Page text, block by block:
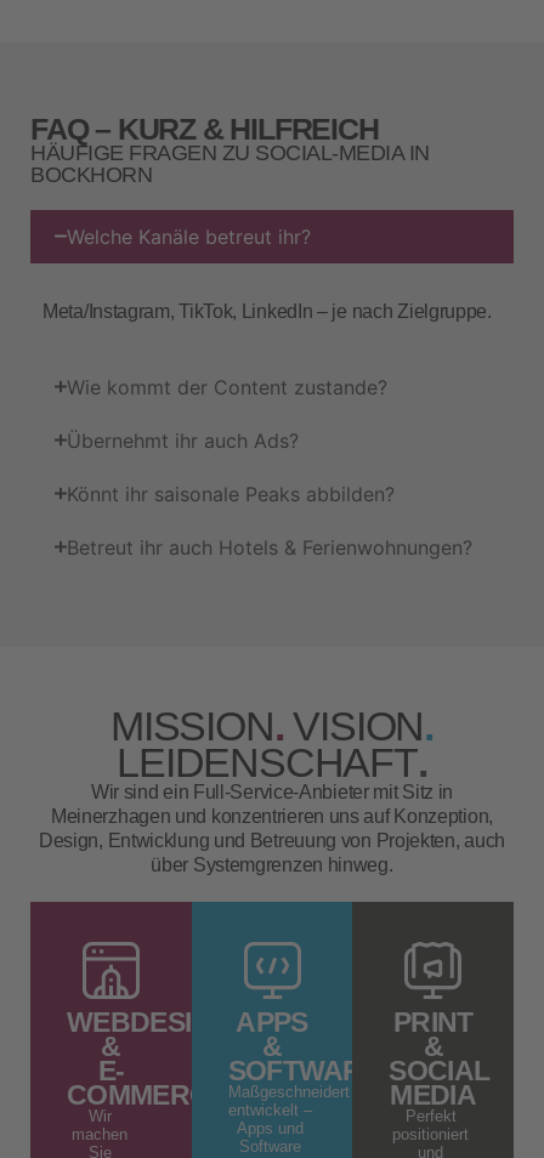
FAQ – KURZ & HILFREICH
HÄUFIGE FRAGEN ZU SOCIAL‑MEDIA IN
BOCKHORN
Welche Kanäle betreut ihr?
Meta/Instagram, TikTok, LinkedIn – je nach Zielgruppe.
Wie kommt der Content zustande?
Übernehmt ihr auch Ads?
Könnt ihr saisonale Peaks abbilden?
Betreut ihr auch Hotels & Ferienwohnungen?
MISSION. VISION.
LEIDENSCHAFT.
Wir sind ein Full-Service-Anbieter mit Sitz in
Meinerzhagen und konzentrieren uns auf Konzeption,
Design, Entwicklung und Betreuung von Projekten, auch
über Systemgrenzen hinweg.
WEBDESIGN
&
E-
COMMERCE
Wir
machen
Sie
APPS
&
SOFTWARE
Maßgeschneidert
entwickelt –
Apps und
Software
PRINT
&
SOCIAL
MEDIA
Perfekt
positioniert
und